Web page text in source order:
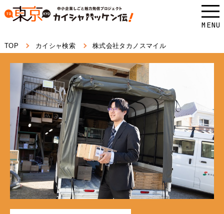
本
ス
す。
MENU
TOP カイシャ検索 株式会社タカノスマイル